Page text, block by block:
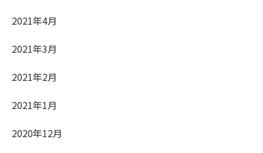
2021年4月
2021年3月
2021年2月
2021年1月
2020年12月